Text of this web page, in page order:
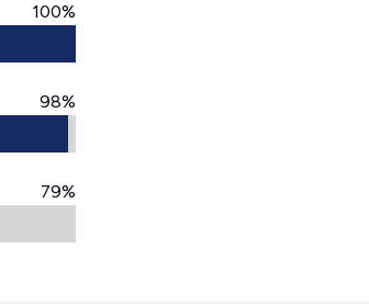
100%
98%
79%